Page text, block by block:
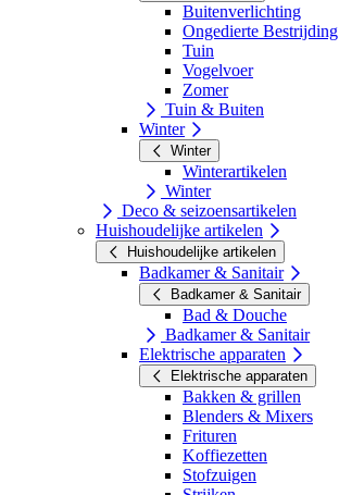
Buitenverlichting
Ongedierte Bestrijding
Tuin
Vogelvoer
Zomer
Tuin & Buiten
Winter
Winter
Winterartikelen
Winter
Deco & seizoensartikelen
Huishoudelijke artikelen
Huishoudelijke artikelen
Badkamer & Sanitair
Badkamer & Sanitair
Bad & Douche
Badkamer & Sanitair
Elektrische apparaten
Elektrische apparaten
Bakken & grillen
Blenders & Mixers
Frituren
Koffiezetten
Stofzuigen